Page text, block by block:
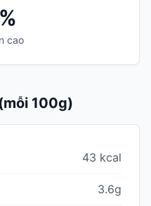
cao
100g)
43 kcal
3.6g